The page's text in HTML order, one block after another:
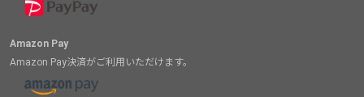
Amazon Pay
Amazon Pay決済がご利用いただけます。